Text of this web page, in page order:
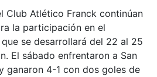
Club Atlético Franck continúan
la participación en el
se desarrollará del 22 al 25
El sábado enfrentaron a San
ganaron 4-1 con dos goles de